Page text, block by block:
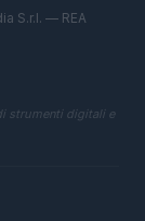
S.r.l. — REA
strumenti digitali e